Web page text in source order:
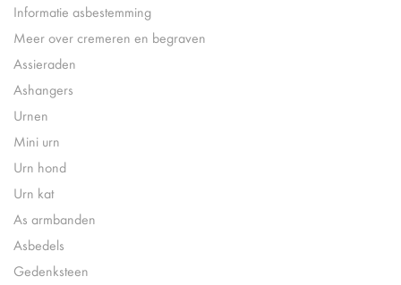
Informatie asbestemming
Meer over cremeren en begraven
Assieraden
Ashangers
Urnen
Mini urn
Urn hond
Urn kat
As armbanden
Asbedels
Gedenksteen